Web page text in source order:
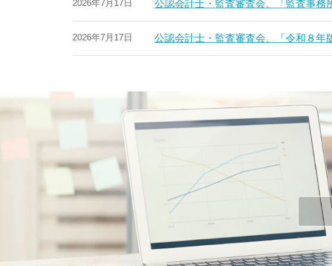
2026年7月17日 公認会計士・監査審査会、「監査事務
2026年7月17日 公認会計士・監査審査会、「令和８年